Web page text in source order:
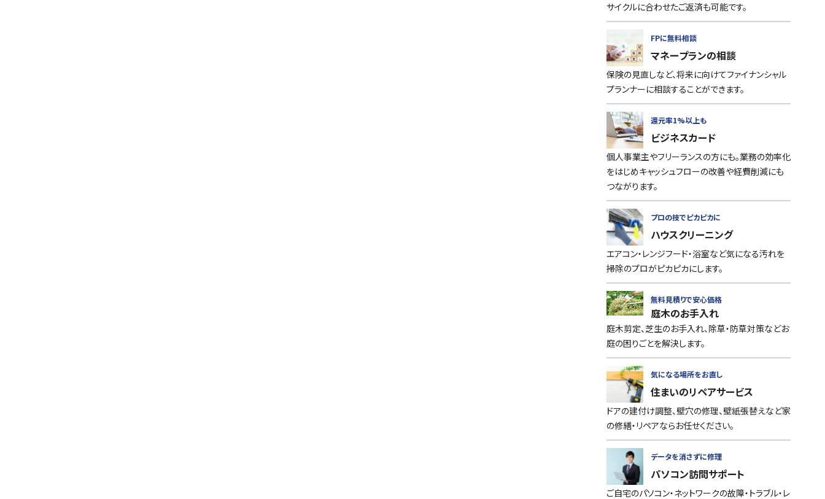
サイクルに合わせたご返済も可能です。
保険の見直しなど、将来に向けてファイナンシャル
プランナーに相談することができます。
FPに無料相談
マネープランの相談
個人事業主やフリーランスの方にも。業務の効率化
をはじめキャッシュフローの改善や経費削減にも
つながります。
還元率1%以上も
ビジネスカード
エアコン・レンジフード・浴室など気になる汚れを
掃除のプロがピカピカにします。
プロの技でピカピカに
ハウスクリーニング
庭木剪定、芝生のお手入れ、除草・防草対策などお
庭の困りごとを解決します。
無料見積りで安心価格
庭木のお手入れ
ドアの建付け調整、壁穴の修理、壁紙張替えなど家
の修繕・リペアならお任せください。
気になる場所をお直し
住まいのリペアサービス
ご自宅のパソコン・ネットワークの故障・トラブル・レ
データを消さずに修理
パソコン訪問サポート